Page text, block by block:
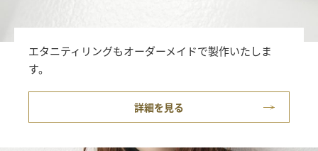
エタニティリングもオーダーメイドで製作いたしま
す。
詳細を見る